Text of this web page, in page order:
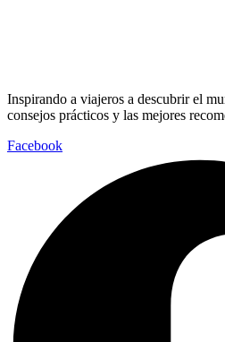
Inspirando a viajeros a descubrir el
consejos prácticos y las mejores
Facebook